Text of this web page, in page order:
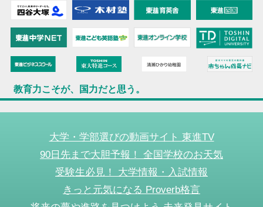
教育力こそが、国力だと思う。
大学・学部選びの動画サイト 東進TV
90日先まで大胆予報！ 全国学校のお天気
受験生必見！ 大学情報・入試情報
きっと元気になる Proverb格言